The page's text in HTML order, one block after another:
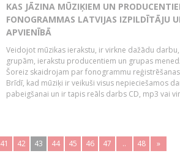
KAS JĀZINA MŪZIĶIEM UN
FONOGRAMMAS LATVIJAS IZPILDĪTĀJU
APVIENĪBĀ
Veidojot mūzikas ierakstu, ir virkne dažādu
grupām, ierakstu producentiem un grupas
Šoreiz skaidrojam par fonogrammu
Brīdī, kad mūziķi ir veikuši visus nepieciešamos
pabeigšanai un ir tapis reāls darbs CD, mp3 vai
41 42 43 44 45 46 47 .. 48 »